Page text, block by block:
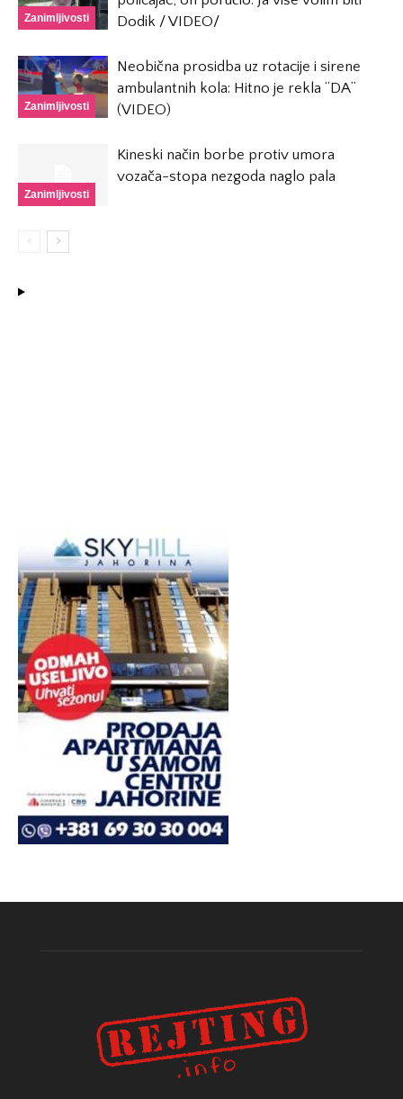
Zanimljivosti
Dodik / VIDEO/
Zanimljivosti
Neobična prosidba uz rotacije i sirene
ambulantnih kola: Hitno je rekla “DA”
(VIDEO)
Zanimljivosti
Kineski način borbe protiv umora
vozača-stopa nezgoda naglo pala